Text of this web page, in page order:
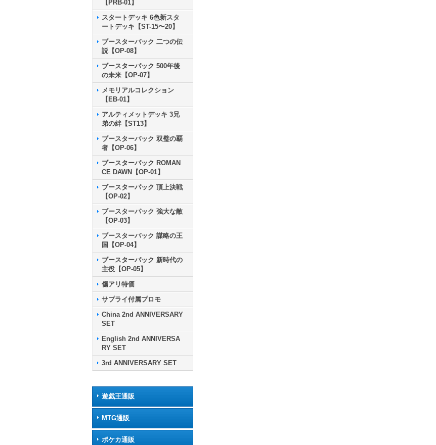
【PRB-01】
スタートデッキ 6色新スタ
ートデッキ【ST-15〜20】
ブースターパック 二つの伝
説【OP-08】
ブースターパック 500年後
の未来【OP-07】
メモリアルコレクション
【EB-01】
アルティメットデッキ 3兄
弟の絆【ST13】
ブースターパック 双璧の覇
者【OP-06】
ブースターパック ROMAN
CE DAWN【OP-01】
ブースターパック 頂上決戦
【OP-02】
ブースターパック 強大な敵
【OP-03】
ブースターパック 謀略の王
国【OP-04】
ブースターパック 新時代の
主役【OP-05】
傷アリ特価
サプライ付属プロモ
China 2nd ANNIVERSARY
SET
English 2nd ANNIVERSA
RY SET
3rd ANNIVERSARY SET
遊戯王通販
MTG通販
ポケカ通販